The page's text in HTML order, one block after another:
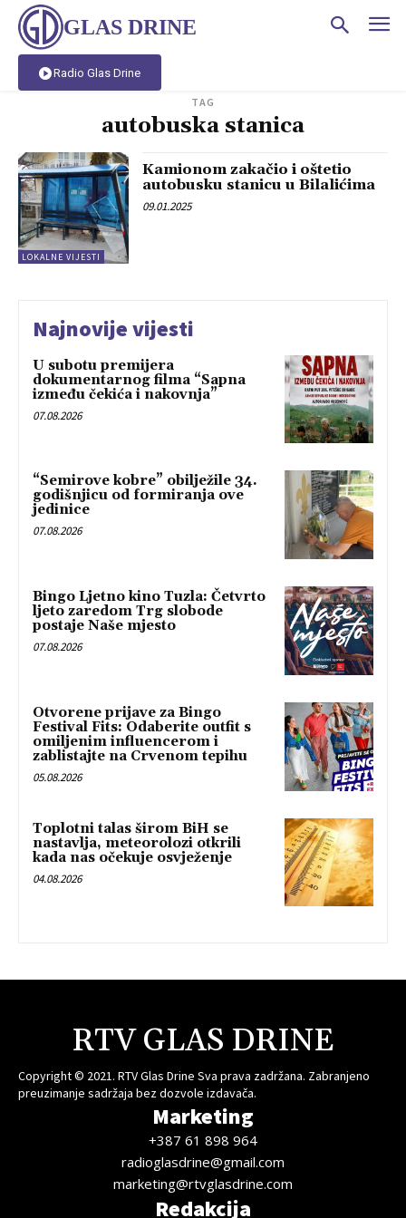
GLAS DRINE
Radio Glas Drine
TAG
autobuska stanica
LOKALNE VIJESTI
Kamionom zakačio i oštetio
autobusku stanicu u Bilalićima
09.01.2025
Najnovije vijesti
U subotu premijera
dokumentarnog filma “Sapna
između čekića i nakovnja”
07.08.2026
“Semirove kobre” obilježile 34.
godišnjicu od formiranja ove
jedinice
07.08.2026
Bingo Ljetno kino Tuzla: Četvrto
ljeto zaredom Trg slobode
postaje Naše mjesto
07.08.2026
Otvorene prijave za Bingo
Festival Fits: Odaberite outfit s
omiljenim influencerom i
zablistajte na Crvenom tepihu
05.08.2026
Toplotni talas širom BiH se
nastavlja, meteorolozi otkrili
kada nas očekuje osvježenje
04.08.2026
RTV GLAS DRINE
Copyright © 2021. RTV Glas Drine Sva prava zadržana. Zabranjeno
preuzimanje sadržaja bez dozvole izdavača.
Marketing
+387 61 898 964
radioglasdrine@gmail.com
marketing@rtvglasdrine.com
Redakcija